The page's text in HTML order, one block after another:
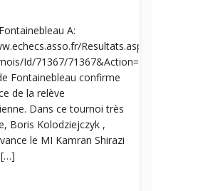
A:
Resultats.aspx?
Id/71367/71367&Action=Ga
Fontainebleau confirme
de la relève
Dans ce tournoi très
Boris Kolodziejczyk ,
le MI Kamran Shirazi
[…]